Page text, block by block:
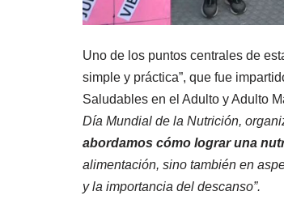
Uno de los puntos centrales de
simple y práctica”, que fue
Saludables en el Adulto y Adulto
Día Mundial de la Nutrición,
abordamos cómo lograr una
alimentación, sino también en
y la importancia del descanso”.